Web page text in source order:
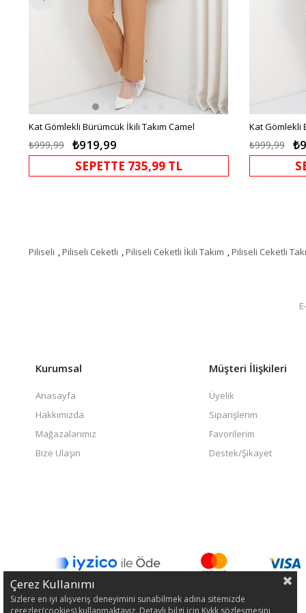
Kat Gömlekli Bürümcük İkili Takım Camel
₺919,99
₺999,99
SEPETTE 735,99 TL
Kat Gömlekli
₺999,99
Piliseli ,Piliseli Ceketli ,Piliseli Ceketli İkili Takım ,Piliseli Ceketli
Kurumsal
Anasayfa
Hakkımızda
Mağazalarımız
Bize Ulaşın
Müşteri İlişkileri
Üyelik
Siparişlerim
Favorilerim
Destek/Şikayet
Çerez Kullanımı
Sizlere en iyi alışveriş deneyimini sunabilmek adına sitemizde
çerezler(cookies) kullanmaktayız. Detaylı bilgi için Kvkk sözleşmesini